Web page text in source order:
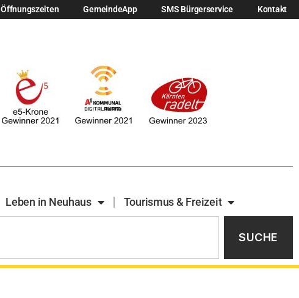
Öffnungszeiten GemeindeApp SMS Bürgerservice Kontakt
Leben in Neuhaus Tourismus & Freizeit
SUCHE